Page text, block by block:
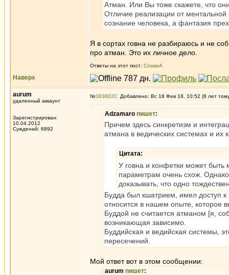
Атман. Или Вы тоже скажете, что
Отличие реализации от
сознание человека, а фантазия
Я в сортах говна не разбираюсь и не
про атман. Это их личное дело.
Ответы на этот пост: СлаваА
Наверх
aurum
удаленный аккаунт
Зарегистрирован:
10.04.2012
Суждений: 6892
№383802 Добавлено: Вс 18 Фев 18, 10:52 (8 лет
Adzamaro пишет:
Причем здесь синкретизм и
атмана в ведических системах и их
Цитата:
У говна и конфетки может
параметрам очень схож.
доказывать, что одно
Будда был кшатрием, имел доступ
относится в нашем опыте, которое
Буддой не считается атманом [я,
возникающая зависимо.
Буддийская и ведийская системы,
пересечений.
Мой ответ вот в этом сообщении:
aurum пишет: